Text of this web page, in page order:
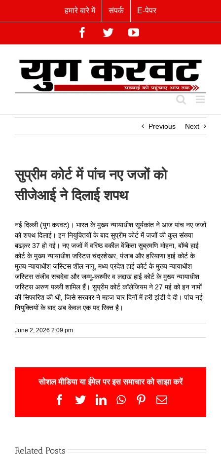
हमारे बारे में संपर्क E-पेपर
Facebook
TwitterYouTube
Previous Next
सुप्रीम कोर्ट में पांच नए जजों को
सीजेआई ने दिलाई शपथ
नई दिल्ली (युग करवट)। भारत के मुख्य न्यायाधीश सूर्यकांत ने आज पांच नए जजों
को शपथ दिलाई। इन नियुक्तियों के बाद सुप्रीम कोर्ट में जजों की कुल संख्या
बढक़र 37 हो गई। नए जजों में वरिष्ठ वकील वेंकिता सुब्रमणि मोहना, बॉम्बे हाई
कोर्ट के मुख्य न्यायाधीश जस्टिस चंद्रशेखर, पंजाब और हरियाणा हाई कोर्ट के
मुख्य न्यायाधीश जस्टिस शील नागू, मध्य प्रदेश हाई कोर्ट के मुख्य न्यायाधीश
जस्टिस संजीव सचदेवा और जम्मू-कश्मीर व लद्दाख हाई कोर्ट के मुख्य न्यायाधीश
जस्टिस अरुण पल्ली शामिल हैं। सुप्रीम कोर्ट कॉलेजियम ने 27 मई को इन नामों
की सिफारिश की थी, जिसे सरकार ने महज चार दिनों में हरी झंडी दे दी। पांच नई
नियुक्तियों के बाद अब केवल एक पद रिक्त है।
June 2, 2026 2:09 pm
सोशल मीडिया या ईमेल पर इस समाचार को साझा करें
Facebook
TwitterLinkedInWhatsApp
Pinterest
Email
Related Posts